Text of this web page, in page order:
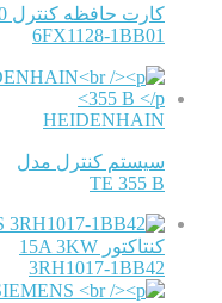
کارت حافظه کنترل 880 مدل
6FX1128-1BB01
HEIDENHAIN
سیستم کنترل مدل
TE 355 B
کنتاکتور 15A 3KW
3RH1017-1BB42